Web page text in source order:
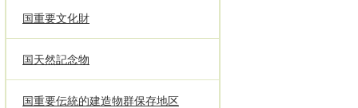
国重要文化財
国天然記念物
国重要伝統的建造物群保存地区